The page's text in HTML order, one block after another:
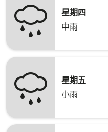
星期四
中雨
星期五
小雨